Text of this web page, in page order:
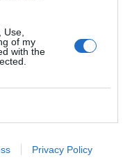
of my
with the
Privacy Policy
Imprimir